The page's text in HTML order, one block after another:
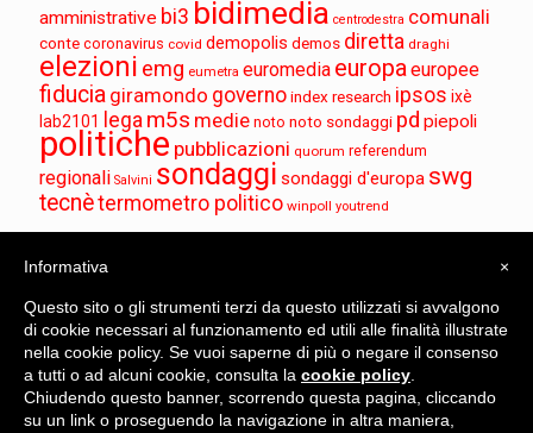
amministrative bi3 bidimedia centrodestra comunali
conte coronavirus covid demopolis demos diretta draghi
elezioni emg eumetra euromedia europaeuropee
fiducia giramondo governoindex research ipsos ixè
lab2101
lega m5s medie noto noto sondaggi pd piepoli
politiche pubblicazioni quorum referendum
regionali Salvini sondaggi sondaggi d'europa swg
tecnètermometro politico winpoll youtrend
BiDiMedia è una testata registrata al n. 73/2024 del 29.5.2024,
Tribunale di Roma
Sondaggi Bidimedia 2024
×
Informativa
Questo sito o gli strumenti terzi da questo utilizzati si avvalgono
di cookie necessari al funzionamento ed utili alle finalità illustrate
nella cookie policy. Se vuoi saperne di più o negare il consenso
a tutti o ad alcuni cookie, consulta la cookie policy
Chiudendo questo banner, scorrendo questa pagina, cliccando
su un link o proseguendo la navigazione in altra maniera,